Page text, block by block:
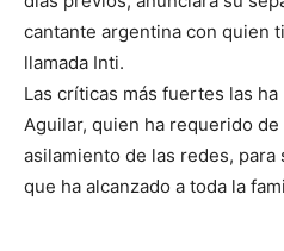
cantante argentina con quien
llamada Inti.
Las críticas más fuertes las
Aguilar, quien ha requerido
asilamiento de las redes,
que ha alcanzado a toda la